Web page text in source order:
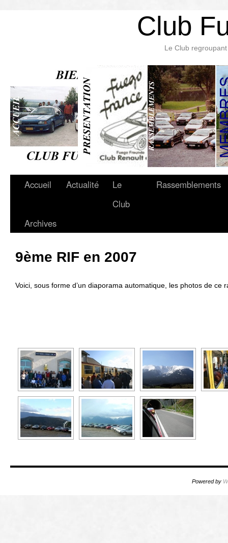
Club
Le Club
Accueil Actualité
Le
Club
Rassemblements
Archives
9ème RIF en 2007
Voici, sous forme d’un diaporama automatique, les photos de ce
Powered by